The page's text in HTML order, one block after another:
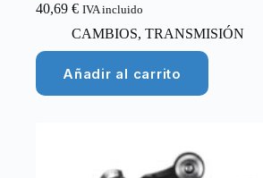
40,69 € IVA incluido
CAMBIOS, TRANSMISIÓN
Añadir al carrito